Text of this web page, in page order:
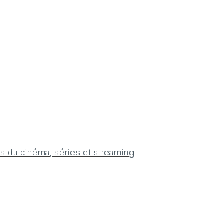
du cinéma, séries et streaming